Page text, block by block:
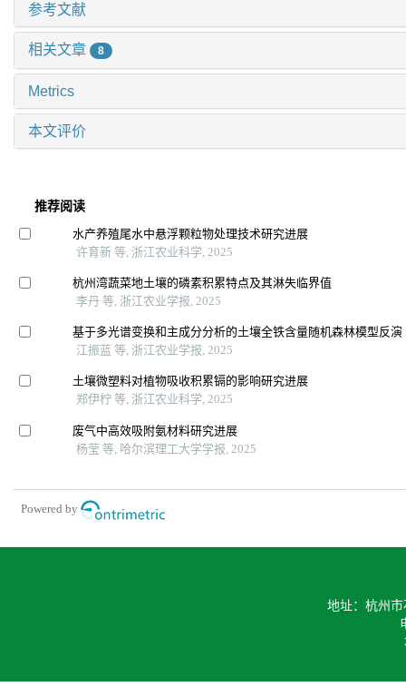
参考文献
相关文章 8
Metrics
本文评价
推荐阅读
水产养殖尾水中悬浮颗粒物处理技术研究进展
许育新 等, 浙江农业科学, 2025
杭州湾蔬菜地土壤的磷素积累特点及其淋失临界值
李丹 等, 浙江农业学报, 2025
基于多光谱变换和主成分分析的土壤全铁含量随机森林模型反演
江振蓝 等, 浙江农业学报, 2025
土壤微塑料对植物吸收积累镉的影响研究进展
郑伊柠 等, 浙江农业科学, 2025
废气中高效吸附氨材料研究进展
杨莹 等, 哈尔滨理工大学学报, 2025
Powered by
地址：杭州